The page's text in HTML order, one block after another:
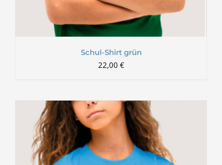
Schul-Shirt grün
22,00 €